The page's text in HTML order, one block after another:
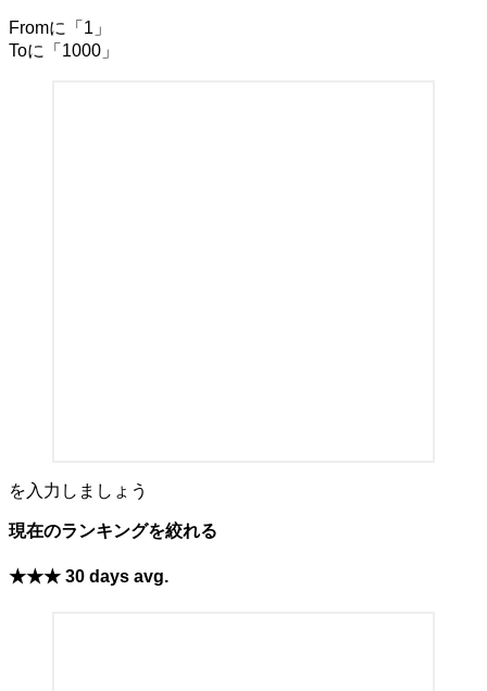
Fromに「1」
Toに「1000」
を入力しましょう
現在のランキングを絞れる
★★★ 30 days avg.